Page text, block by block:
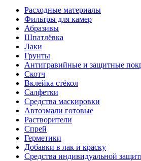
Расходные материалы
Фильтры для камер
Абразивы
Шпатлёвка
Лаки
Грунты
Антигравийные и защитные
Скотч
Вклейка стёкол
Салфетки
Средства маскировки
Автоэмали готовые
Растворители
Спрей
Герметики
Добавки в лак и краску
Средства индивидуальной